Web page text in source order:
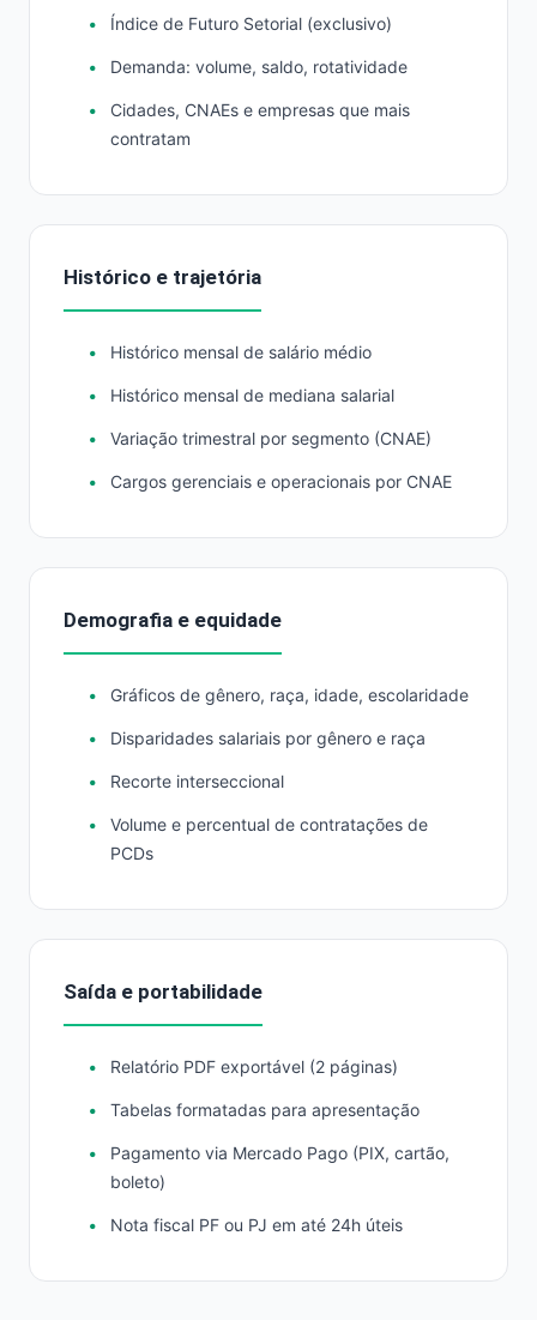
Índice de Futuro Setorial (exclusivo)
Demanda: volume, saldo, rotatividade
Cidades, CNAEs e empresas que mais
contratam
Histórico e trajetória
Histórico mensal de salário médio
Histórico mensal de mediana salarial
Variação trimestral por segmento (CNAE)
Cargos gerenciais e operacionais por CNAE
Demografia e equidade
Gráficos de gênero, raça, idade, escolaridade
Disparidades salariais por gênero e raça
Recorte interseccional
Volume e percentual de contratações de
PCDs
Saída e portabilidade
Relatório PDF exportável (2 páginas)
Tabelas formatadas para apresentação
Pagamento via Mercado Pago (PIX, cartão,
boleto)
Nota fiscal PF ou PJ em até 24h úteis